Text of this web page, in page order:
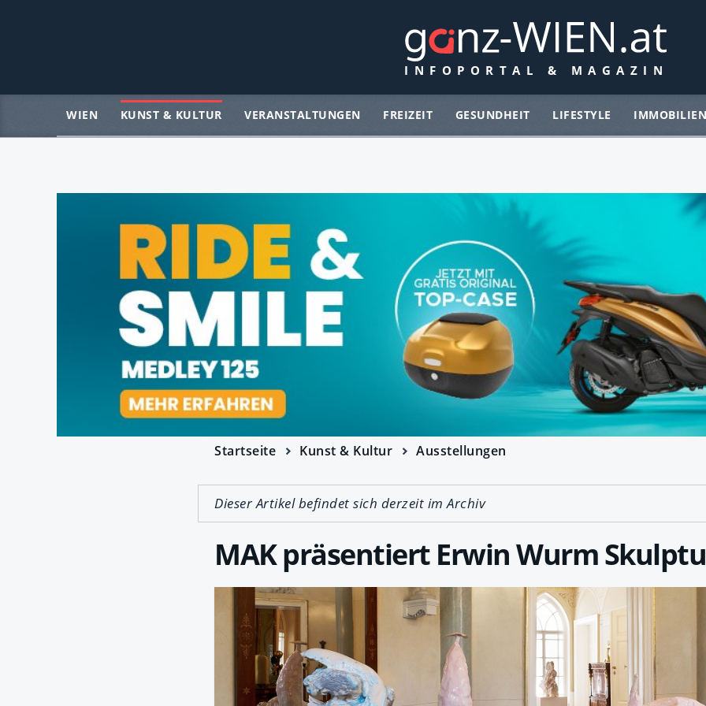
WIEN KUNST & KULTUR VERANSTALTUNGEN FREIZEIT GESUNDHEIT LIFESTYLE
Startseite Kunst & Kultur Ausstellungen
Dieser Artikel befindet sich derzeit im Archiv
MAK präsentiert Erwin Wurm